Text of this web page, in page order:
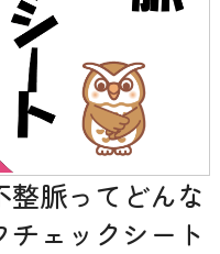
脈ってどんな
ェックシート